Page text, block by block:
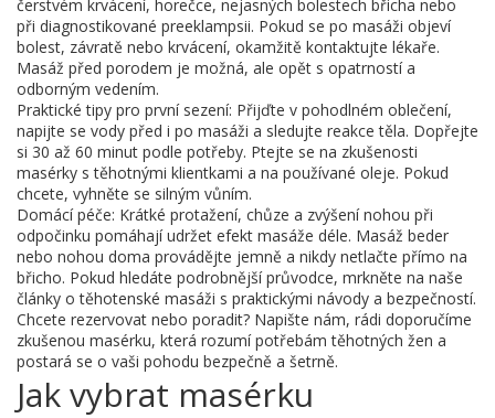
čerstvém krvácení, horečce, nejasných bolestech břicha nebo
při diagnostikované preeklampsii. Pokud se po masáži objeví
bolest, závratě nebo krvácení, okamžitě kontaktujte lékaře.
Masáž před porodem je možná, ale opět s opatrností a
odborným vedením.
Praktické tipy pro první sezení: Přijďte v pohodlném oblečení,
napijte se vody před i po masáži a sledujte reakce těla. Dopřejte
si 30 až 60 minut podle potřeby. Ptejte se na zkušenosti
masérky s těhotnými klientkami a na používané oleje. Pokud
chcete, vyhněte se silným vůním.
Domácí péče: Krátké protažení, chůze a zvýšení nohou při
odpočinku pomáhají udržet efekt masáže déle. Masáž beder
nebo nohou doma provádějte jemně a nikdy netlačte přímo na
břicho. Pokud hledáte podrobnější průvodce, mrkněte na naše
články o těhotenské masáži s praktickými návody a bezpečností.
Chcete rezervovat nebo poradit? Napište nám, rádi doporučíme
zkušenou masérku, která rozumí potřebám těhotných žen a
postará se o vaši pohodu bezpečně a šetrně.
Jak vybrat masérku